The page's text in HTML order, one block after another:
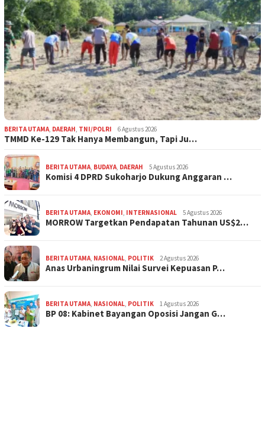
BERITA UTAMA, DAERAH, TNI/POLRI 6 Agustus 2026
TMMD Ke-129 Tak Hanya Membangun, Tapi Ju…
BERITA UTAMA, BUDAYA, DAERAH 5 Agustus 2026
Komisi 4 DPRD Sukoharjo Dukung Anggaran …
BERITA UTAMA, EKONOMI, INTERNASIONAL 5 Agustus 2026
MORROW Targetkan Pendapatan Tahunan US$2…
BERITA UTAMA, NASIONAL, POLITIK 2 Agustus 2026
Anas Urbaningrum Nilai Survei Kepuasan P…
BERITA UTAMA, NASIONAL, POLITIK 1 Agustus 2026
BP 08: Kabinet Bayangan Oposisi Jangan G…